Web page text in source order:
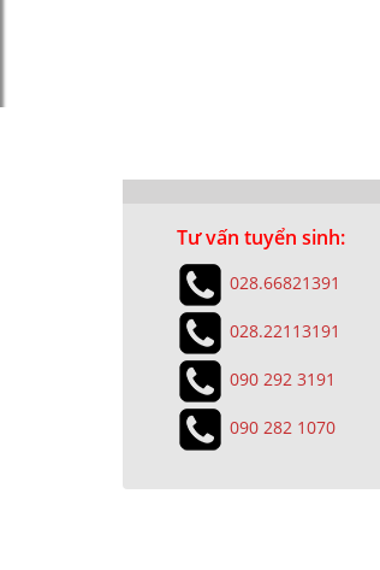
Tư vấn tuyển sinh:
028.66821391
028.22113191
090 292 3191
090 282 1070